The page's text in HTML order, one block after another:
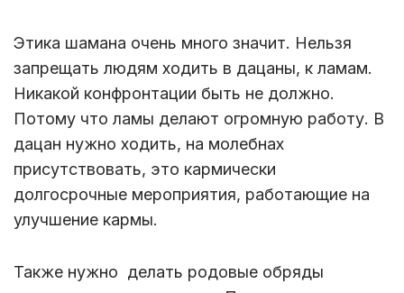
Этика шамана очень много значит. Нельзя
запрещать людям ходить в дацаны, к ламам.
Никакой конфронтации быть не должно.
Потому что ламы делают огромную работу. В
дацан нужно ходить, на молебнах
присутствовать, это кармически
долгосрочные мероприятия, работающие на
улучшение кармы.
Также нужно делать родовые обряды